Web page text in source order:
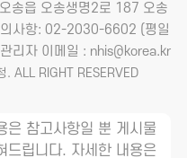
송읍 오송생명2로 187 오송
사항: 02-2030-6602 (평일
자 이메일 : nhis@korea.kr
. ALL RIGHT RESERVED
참고사항일 뿐 게시물
드립니다. 자세한 내용은